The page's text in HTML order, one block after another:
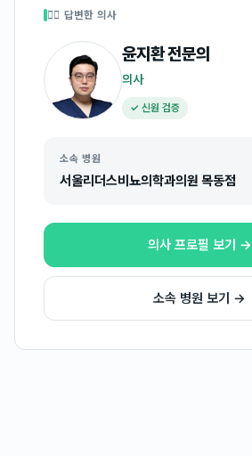
👩‍⚕️ 답변한 의사
윤지환전문의
의사
✓ 신원 검증
소속 병원
서울리더스비뇨의학과의원 목동점
의사 프로필 보기 →
소속 병원 보기 →